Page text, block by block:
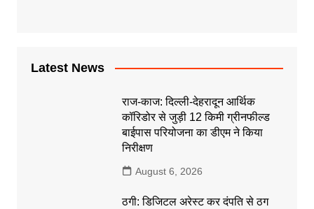
Latest News
राज-काज: दिल्ली-देहरादून आर्थिक
कॉरिडोर से जुड़ी 12 किमी ग्रीनफील्ड
बाईपास परियोजना का डीएम ने किया
निरीक्षण
August 6, 2026
ठगी: डिजिटल अरेस्ट कर दंपति से ठग